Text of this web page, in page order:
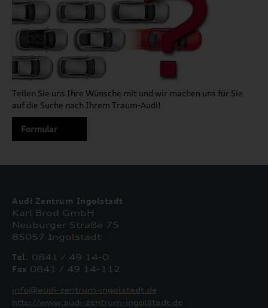
Teilen Sie uns Ihre Wünsche mit und wir machen uns für Sie
auf die Suche nach Ihrem Traum-Audi!
Formular
Audi Zentrum Ingolstadt
Karl Brod GmbH
Neuburger Straße 75
85057 Ingolstadt
Tel. 0841 / 49 14-0
Fax 0841 / 49 14-112
info@audi-zentrum-ingolstadt.de
http://www.audi-zentrum-ingolstadt.de